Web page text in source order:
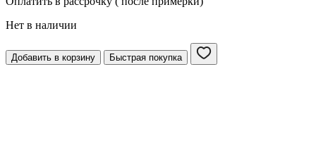
Нет в наличии
Добавить в корзину Быстрая покупка